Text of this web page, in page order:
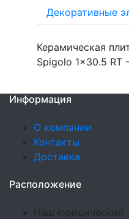
Декоративные
Керамическая
Spigolo 1x30.5 RT
Информация
О компании
Контакты
Доставка
Расположение
Наш юридический